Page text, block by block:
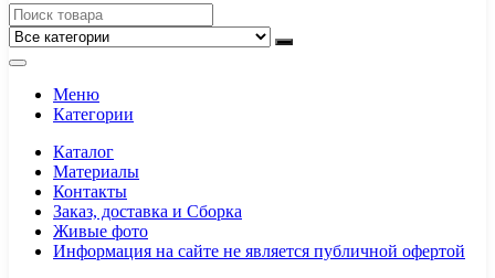
Меню
Категории
Каталог
Материалы
Контакты
Заказ, доставка и Сборка
Живые фото
Информация на сайте не является публичной офертой